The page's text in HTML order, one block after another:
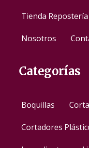
Tienda Repostería
Nosotros
Categorías
Boquillas
Cortadores